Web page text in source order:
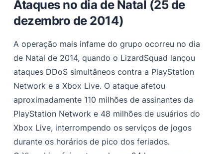
Ataques no dia de Natal (25 de
dezembro de 2014)
A operação mais infame do grupo ocorreu no dia
de Natal de 2014, quando o LizardSquad lançou
ataques DDoS simultâneos contra a PlayStation
Network e a Xbox Live. O ataque afetou
aproximadamente 110 milhões de assinantes da
PlayStation Network e 48 milhões de usuários do
Xbox Live, interrompendo os serviços de jogos
durante os horários de pico dos feriados.